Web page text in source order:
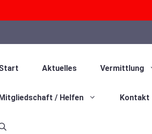
Aktuelles Vermittlung
/ Helfen Kontakt